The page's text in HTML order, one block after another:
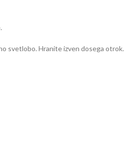
svetlobo. Hranite izven dosega otrok.